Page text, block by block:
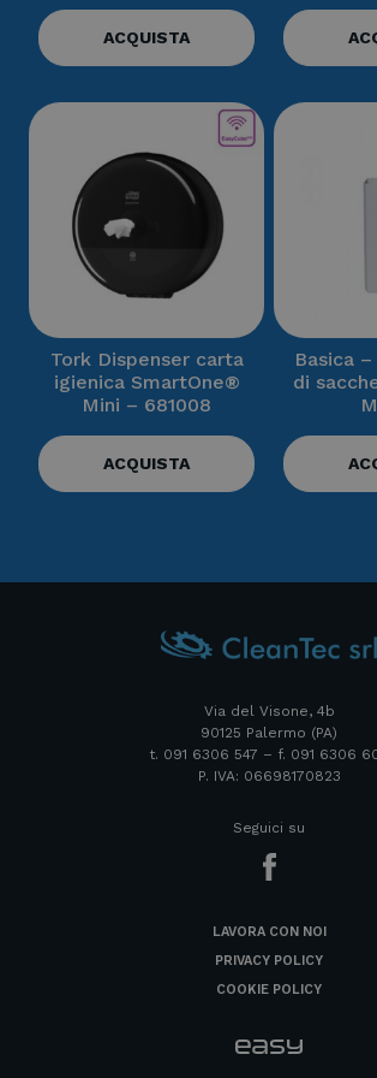
ACQUISTA
Tork Dispenser carta
igienica SmartOne®
Mini – 681008
ACQUISTA
Basica
di
Via del Visone, 4b
90125 Palermo (PA)
t. 091 6306 547 – f. 091 6306
P. IVA: 06698170823
Seguici su
LAVORA CON NOI
PRIVACY POLICY
COOKIE POLICY